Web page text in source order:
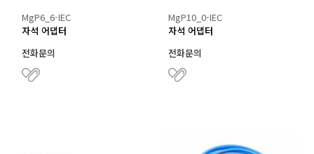
MgP6_6-IEC
자석 어댑터
전화문의
MgP10_0-IEC
자석 어댑터
전화문의